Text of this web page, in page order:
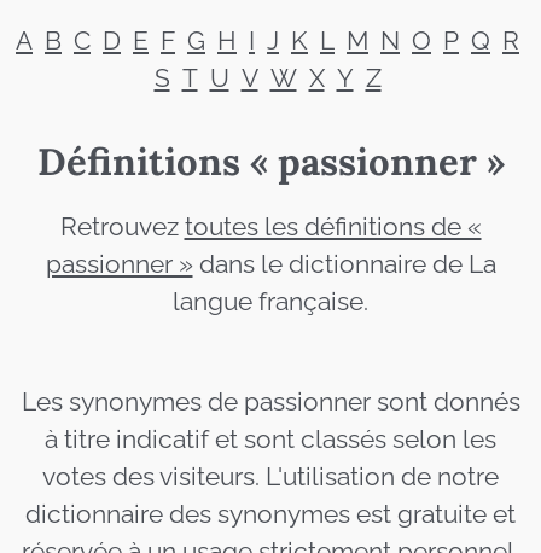
A B C D E F G H I J K L M N O P Q R
S T U V W X Y Z
Définitions « passionner »
Retrouvez toutes les définitions de «
passionner »dans le dictionnaire de La
langue française.
Les synonymes de passionner sont donnés
à titre indicatif et sont classés selon les
votes des visiteurs. L'utilisation de notre
dictionnaire des synonymes est gratuite et